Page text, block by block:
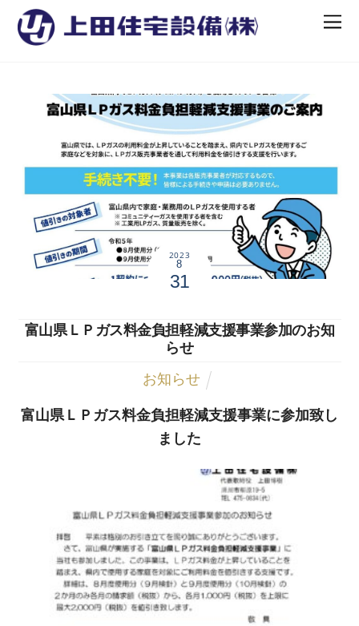
2023
8
31
富山県ＬＰガス料金負担軽減支援事業参加のお知
らせ
お知らせ
富山県ＬＰガス料金負担軽減支援事業に参加致し
ました